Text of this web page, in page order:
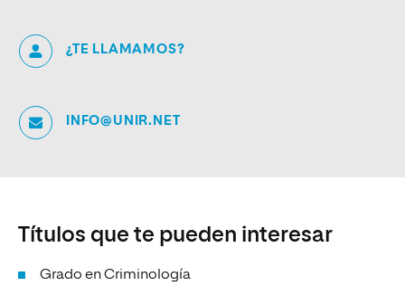
¿TE LLAMAMOS?
INFO@UNIR.NET
Títulos que te pueden interesar
Grado en Criminología